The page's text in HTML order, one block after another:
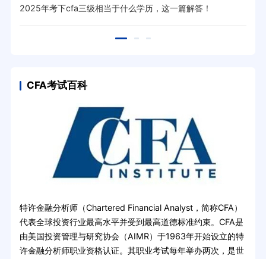
2025年考下cfa三级相当于什么学历，这一篇解答！
CFA考试百科
特许金融分析师（Chartered Financial Analyst，简称CFA）
代表全球投资行业最高水平并受到最高道德标准约束。CFA是
由美国投资管理与研究协会（AIMR）于1963年开始设立的特
许金融分析师职业资格认证。其职业考试每年举办两次，是世